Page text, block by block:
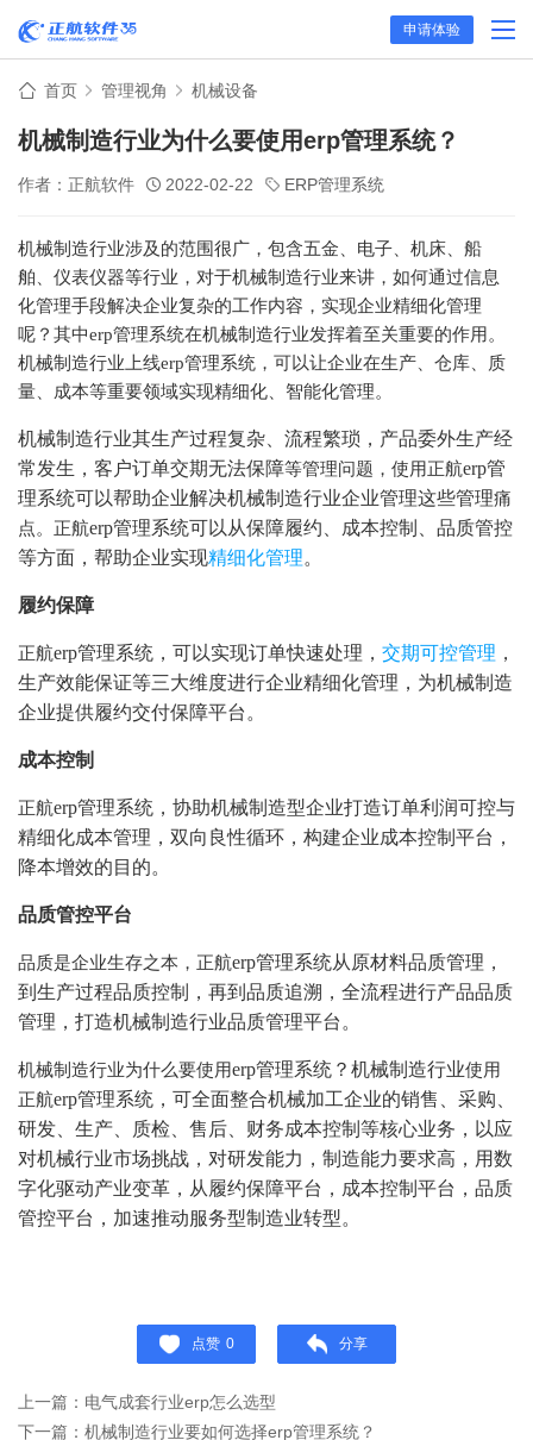
申请体验
首页 管理视角 机械设备
机械制造行业为什么要使用erp管理系统？
作者：正航软件 2022-02-22 ERP管理系统
机械制造行业涉及的范围很广，包含五金、电子、机床、船
舶、仪表仪器等行业，对于机械制造行业来讲，如何通过信息
化管理手段解决企业复杂的工作内容，实现企业精细化管理
呢？其中erp管理系统在机械制造行业发挥着至关重要的作用。
机械制造行业上线erp管理系统，可以让企业在生产、仓库、质
量、成本等重要领域实现精细化、智能化管理。
机械制造行业其生产过程复杂、流程繁琐，产品委外生产经
常发生，客户订单交期无法保障等管理问题，使用正航erp管
理系统可以帮助企业解决机械制造行业企业管理这些管理痛
点。正航erp管理系统可以从保障履约、成本控制、品质管控
等方面，帮助企业实现精细化管理。
履约保障
正航erp管理系统，可以实现订单快速处理， 交期可控管理 ，
生产效能保证等三大维度进行企业精细化管理，为机械制造
企业提供履约交付保障平台。
成本控制
正航erp管理系统，协助机械制造型企业打造订单利润可控与
精细化成本管理，双向良性循环，构建企业成本控制 平台，
降本增效的目的。
品质管控平台
品质是企业生存之本，正航erp管理系统从原材料品质管理，
到生产过程品质控制，再到品质追溯，全流程进行产品品质
管理，打造机械制造行业品质管理平台。
机械制造行业为什么要使用erp管理系统？ 机械制造行业使用
正航erp管理系统，可全面整合机械加工企业的销售、采购、
研发、生产、质检、售后、财务成本控制等核心业务，以应
对机械行业市场挑战，对研发能力，制造能力要求高，用数
字化驱动产业变革，从履约保障平台，成本控制平台，品质
管控平台，加速推动服务型制造业转型。
点赞 0 分享
上一篇：电气成套行业erp怎么选型
下一篇：机械制造行业要如何选择erp管理系统？